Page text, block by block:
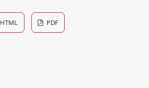
HTML PDF